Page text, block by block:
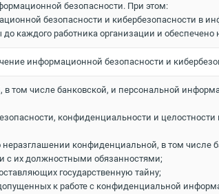
безопасности. При этом:
безопасности и кибербезопасности в
каждого работника организации и
информационной безопасности и
том числе банковской, и персональной
конфиденциальности и
конфиденциальной, в том числе
с их должностными обязанностями;
государственную тайну;
к работе с конфиденциальной